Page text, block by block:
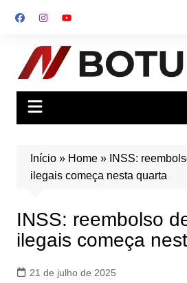
para
conteúdo
Início» Home» INSS:
ilegais começa nesta quarta
INSS: reembolso
ilegais começa
21 de julho de 2025